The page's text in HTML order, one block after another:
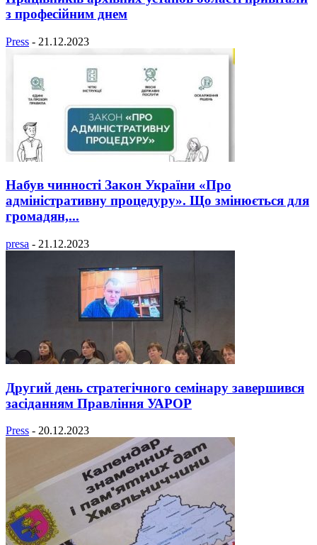
з професійним днем
Press - 21.12.2023
Набув чинності Закон України «Про
адміністративну процедуру». Що змінюється для
громадян,...
presa - 21.12.2023
Другий день стратегічного семінару завершився
засіданням Правління УАРОР
Press - 20.12.2023